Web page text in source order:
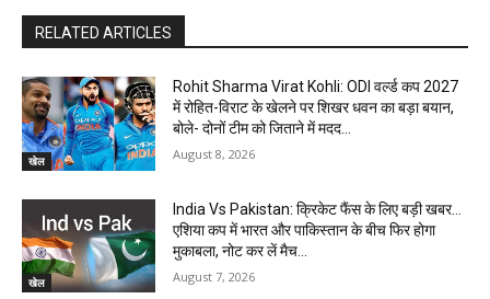
RELATED ARTICLES
खेल
Rohit Sharma Virat Kohli: ODI वर्ल्ड कप 2027
में रोहित-विराट के खेलने पर शिखर धवन का बड़ा बयान,
बोले- दोनों टीम को जिताने में मदद...
August 8, 2026
खेल
India Vs Pakistan: क्रिकेट फैंस के लिए बड़ी खबर…
एशिया कप में भारत और पाकिस्तान के बीच फिर होगा
मुकाबला, नोट कर लें मैच...
August 7, 2026